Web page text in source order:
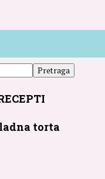
torta